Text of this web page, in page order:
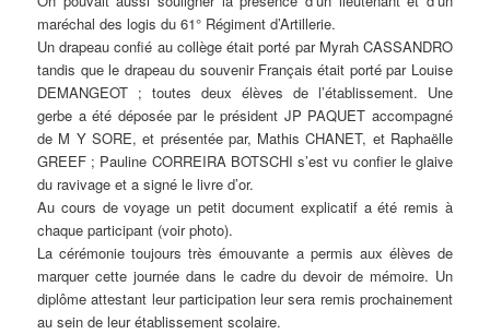
maréchal des logis du 61° Régiment d’Artillerie.
Un drapeau confié au collège était porté par Myrah CASSANDRO
tandis que le drapeau du souvenir Français était porté par Louise
DEMANGEOT ; toutes deux élèves de l’établissement. Une
gerbe a été déposée par le président JP PAQUET accompagné
de M Y SORE, et présentée par, Mathis CHANET, et Raphaëlle
GREEF ; Pauline CORREIRA BOTSCHI s’est vu confier le glaive
du ravivage et a signé le livre d’or.
Au cours de voyage un petit document explicatif a été remis à
chaque participant (voir photo).
La cérémonie toujours très émouvante a permis aux élèves de
marquer cette journée dans le cadre du devoir de mémoire. Un
diplôme attestant leur participation leur sera remis prochainement
au sein de leur établissement scolaire.